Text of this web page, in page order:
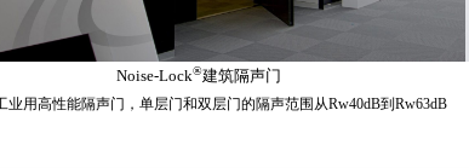
Noise-Lock®建筑隔声门
业用高性能隔声门，单层门和双层门的隔声范围从Rw40dB到Rw63dB